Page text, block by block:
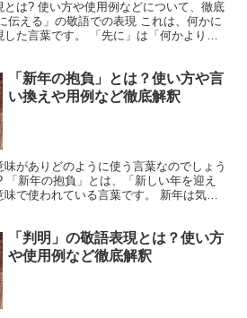
とは? 使い方や使用例などについて、徹底
伝える」の敬語での表現 これは、何かに
た言葉です。 「先に」は「何かよりも
「新年の抱負」とは？使い方や言
い換えや用例など徹底解釈
味がありどのように使う言葉なのでしょう
新年の抱負」とは、「新しい年を迎え
で使われている言葉です。 新年は気持
「判明」の敬語表現とは？使い方
や使用例など徹底解釈